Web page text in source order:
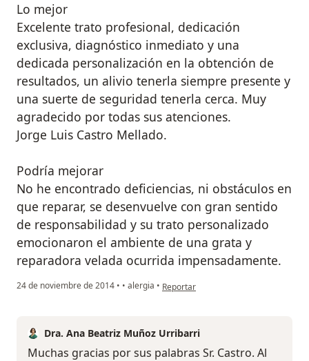
Lo mejor
Excelente trato profesional, dedicación
exclusiva, diagnóstico inmediato y una
dedicada personalización en la obtención de
resultados, un alivio tenerla siempre presente y
una suerte de seguridad tenerla cerca. Muy
agradecido por todas sus atenciones.
Jorge Luis Castro Mellado.
Podría mejorar
No he encontrado deficiencias, ni obstáculos en
que reparar, se desenvuelve con gran sentido
de responsabilidad y su trato personalizado
emocionaron el ambiente de una grata y
reparadora velada ocurrida impensadamente.
24 de noviembre de 2014 • • alergia • en opinión del usuario usuario
Reportar
Dra. Ana Beatriz Muñoz Urribarri
Muchas gracias por sus palabras Sr. Castro. Al